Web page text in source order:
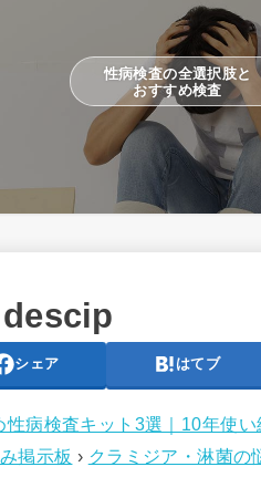
性病検査の全選択肢と
おすすめ検査
シェア はてブ
性病検査キット3選｜10年使
掲示板 › クラミジア・淋菌の